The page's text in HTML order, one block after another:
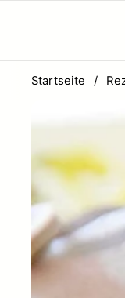
Startseite /